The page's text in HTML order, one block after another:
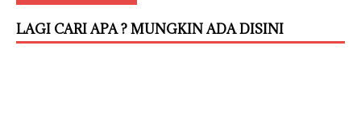
LAGI CARI APA ? MUNGKIN ADA DISINI